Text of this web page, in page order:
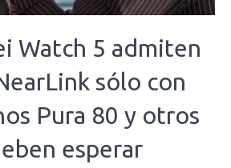
Watch 5 admiten
sólo con
Pura 80 y otros
esperar